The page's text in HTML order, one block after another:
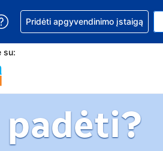
Jūsų pasirinkta valiuta: Euras
kalbą. Jūsų pasirinkta kalba:
Pagalba dėl užsakymo
Pridėti apgyvendinimo įstaigą
su: